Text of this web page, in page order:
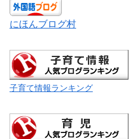
にほんブログ村
子育て情報ランキング